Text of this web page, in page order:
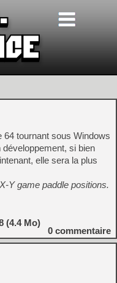
tournant sous Windows
si bien
elle sera la plus
Y game paddle positions.
(4.4 Mo)
0 commentaire